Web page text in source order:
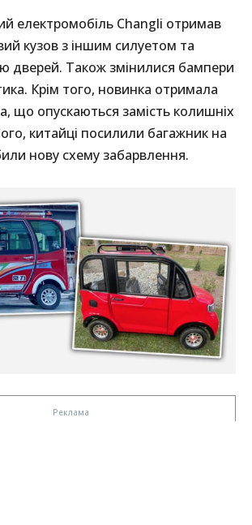
електромобіль Changli отримав
кузов з іншим силуетом та
дверей. Також змінилися бампери
Крім того, новинка отримала
що опускаються замість колишніх
китайці посилили багажник на
нову схему забарвлення.